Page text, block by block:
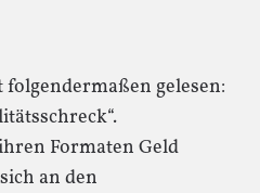
gelesen:
Formaten Geld
an den